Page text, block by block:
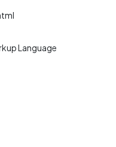
Language